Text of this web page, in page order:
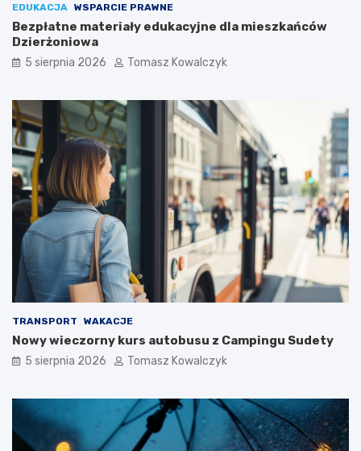
EDUKACJA WSPARCIE PRAWNE
Bezpłatne materiały edukacyjne dla mieszkańców
Dzierżoniowa
5 sierpnia 2026 Tomasz Kowalczyk
TRANSPORT WAKACJE
Nowy wieczorny kurs autobusu z Campingu Sudety
5 sierpnia 2026 Tomasz Kowalczyk